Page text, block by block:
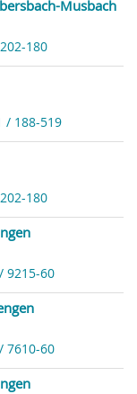
Musbach
180
/ 188-519
180
9215-60
7610-60